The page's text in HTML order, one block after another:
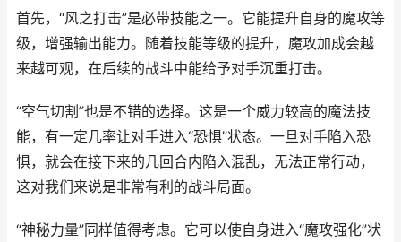
首先，“风之打击”是必带技能之一。它能提升自身的魔攻等
级，增强输出能力。随着技能等级的提升，魔攻加成会越
来越可观，在后续的战斗中能给予对手沉重打击。
“空气切割”也是不错的选择。这是一个威力较高的魔法技
能，有一定几率让对手进入“恐惧”状态。一旦对手陷入恐
惧，就会在接下来的几回合内陷入混乱，无法正常行动，
这对我们来说是非常有利的战斗局面。
“神秘力量”同样值得考虑。它可以使自身进入“魔攻强化”状